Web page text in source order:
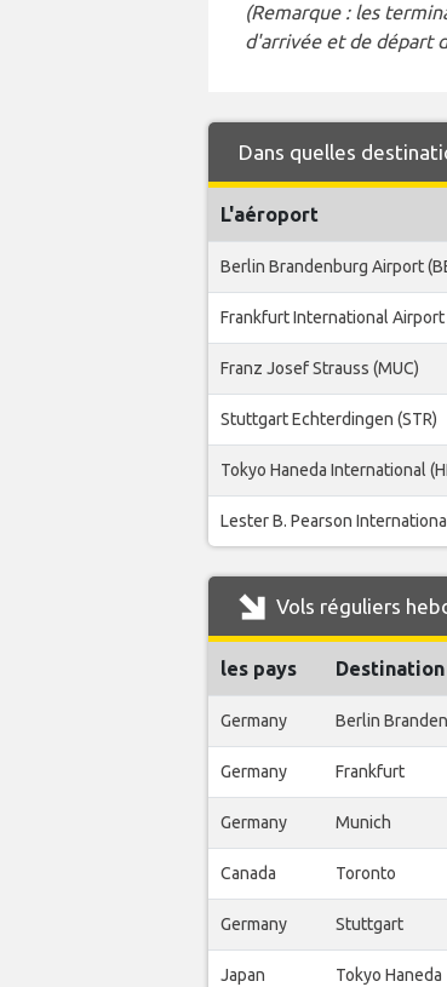
(Remarque : les
d'arrivée et de départ
Dans quelles
L'aéroport
Berlin Brandenburg Airport
Frankfurt International Airport
Franz Josef Strauss (MUC)
Stuttgart Echterdingen (STR)
Tokyo Haneda International
Lester B. Pearson
Vols réguliers
les pays Destination
Germany Berlin
Germany Frankfurt
Germany Munich
Canada Toronto
Germany Stuttgart
Japan Tokyo Haneda